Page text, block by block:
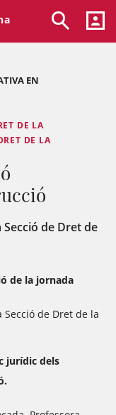
EN
DE LA
DE LA
de Dret de
de la jornada
de Dret de la
jurídic dels